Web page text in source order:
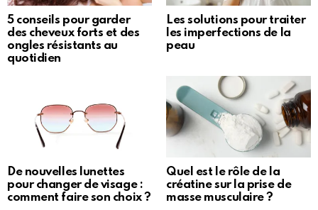
5 conseils pour garder
des cheveux forts et des
ongles résistants au
quotidien
Les solutions pour traiter
les imperfections de la
peau
De nouvelles lunettes
pour changer de visage :
comment faire son choix ?
Quel est le rôle de la
créatine sur la prise de
masse musculaire ?